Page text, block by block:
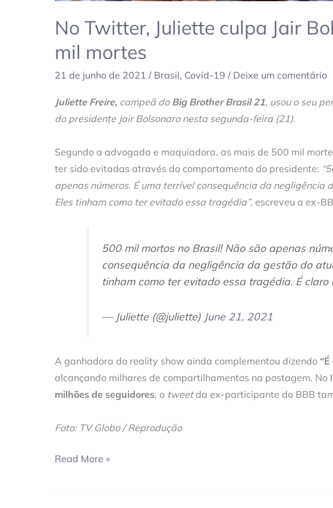
No Twitter, Juliette culpa Jair
mil mortes
21 de junho de 2021 / Brasil, Covid-19 / Deixe um comentário
Juliette Freire, campeã do Big Brother Brasil 21, usou o seu
do presidente Jair Bolsonaro nesta segunda-feira (21).
Segundo a advogada e maquiadora, as mais de 500 mil
ter sido evitadas através do comportamento do presidente:
apenas números. É uma terrível consequência da negligência
Eles tinham como ter evitado essa tragédia”, escreveu a ex-
500 mil mortos no Brasil! Não são apenas
consequência da negligência da gestão do
tinham como ter evitado essa tragédia. É claro
— Juliette (@juliette) June 21, 2021
A ganhadora do reality show ainda complementou dizendo
alcançando milhares de compartilhamentos na postagem. No
milhões de seguidores, o tweetda ex-participante do BBB
Foto: TV Globo / Reprodução
Read More »